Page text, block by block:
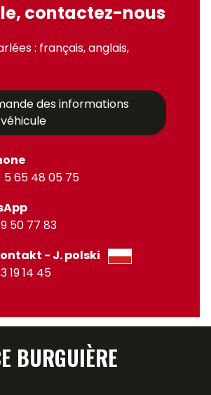
contactez-nous
: français, anglais,
des informations
5 65 48 05 75
50 77 83
- J. polski
19 14 45
BURGUIÈRE